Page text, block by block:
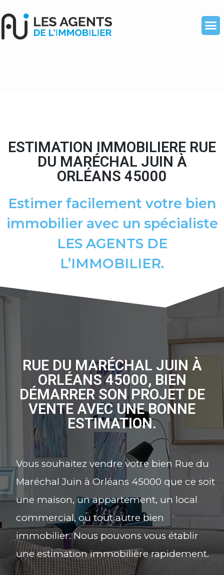
ESTIMATION IMMOBILIERE RUE
DU MARÉCHAL JUIN À
ORLÉANS 45000
Estimer facilement votre bien
immobilier avec un spécialiste
LES AGENTS DE
L’IMMOBILIER.
RUE DU MARÉCHAL JUIN À
ORLÉANS 45000, BIEN
DÉMARRER SON PROJET DE
VENTE AVEC UNE BONNE
ESTIMATION.
Vous souhaitez vendre votre bien Rue du
Maréchal Juin à Orléans 45000 que ce soit
une maison, un appartement, un local
commercial, ou tout autre bien
immobilier. Nous pouvons vous établir
une estimation immobilière rapidement.